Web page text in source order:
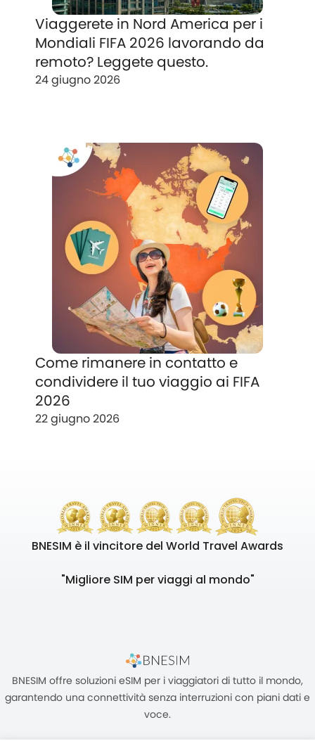
Viaggerete in Nord America per i
Mondiali FIFA 2026 lavorando da
remoto? Leggete questo.
24 giugno 2026
Come rimanere in contatto e
condividere il tuo viaggio ai FIFA
2026
22 giugno 2026
BNESIM è il vincitore del World Travel Awards
"Migliore SIM per viaggi al mondo"
BNESIM offre soluzioni eSIM per i viaggiatori di tutto il mondo,
garantendo una connettività senza interruzioni con piani dati e
voce.